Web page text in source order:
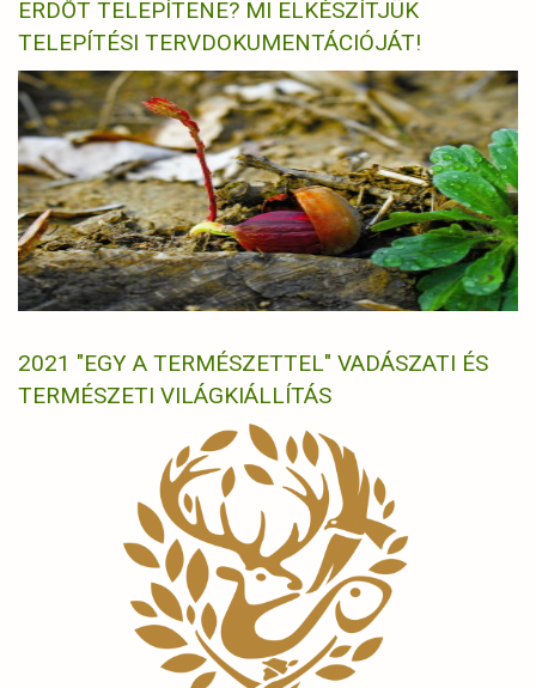
ERDŐT TELEPÍTENE? MI ELKÉSZÍTJÜK
TELEPÍTÉSI TERVDOKUMENTÁCIÓJÁT!
2021 "EGY A TERMÉSZETTEL" VADÁSZATI ÉS
TERMÉSZETI VILÁGKIÁLLÍTÁS